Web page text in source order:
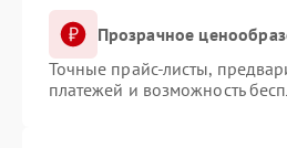
Прозрачное
Точные прайс-листы,
платежей и возможность